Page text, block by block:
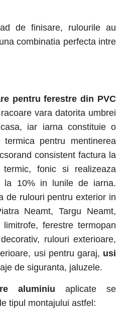
de finisare, rulourile au
combinatia perfecta intre
pentru ferestre din PVC
vara datorita umbrei
iar iarna constituie o
termica pentru mentinerea
consistent factura la
termic, fonic si realizeaza
la 10% in lunile de iarna.
de rulouri pentru exterior in
Neamt, Targu Neamt,
ferestre termopan
rulouri exterioare,
usi pentru garaj, usi
de siguranta, jaluzele.
aluminiu aplicate se
tipul montajului astfel: